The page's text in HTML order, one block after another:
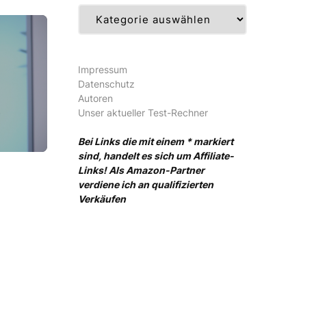
Impressum
Datenschutz
Autoren
Unser aktueller Test-Rechner
Bei Links die mit einem * markiert
sind, handelt es sich um Affiliate-
Links! Als Amazon-Partner
verdiene ich an qualifizierten
Verkäufen